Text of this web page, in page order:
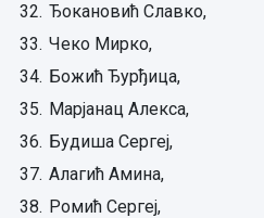
32. Ђокановић Славко,
33. Чеко Мирко,
34. Божић Ђурђица,
35. Марјанац Алекса,
36. Будиша Сергеј,
37. Алагић Амина,
38. Ромић Сергеј,